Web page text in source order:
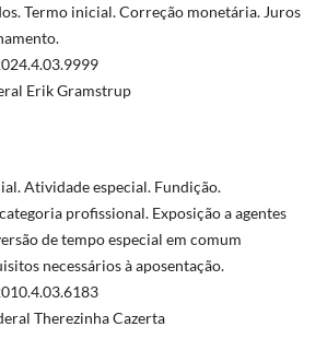
Termo inicial. Correção monetária. Juros
Erik Gramstrup
Atividade especial. Fundição.
profissional. Exposição a agentes
de tempo especial em comum
necessários à aposentação.
Therezinha Cazerta